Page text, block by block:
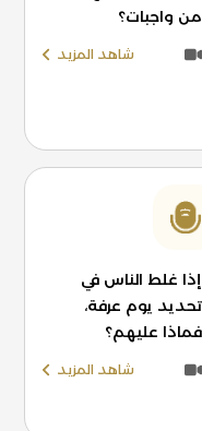
من واجبات؟
شاهد المزيد
إذا غلط الناس في
تحديد يوم عرفة،
فماذا عليهم؟
شاهد المزيد